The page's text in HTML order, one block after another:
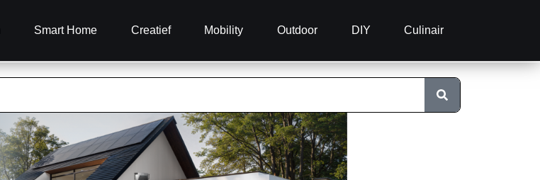
Smart Home Creatief Mobility Outdoor DIY Culinair